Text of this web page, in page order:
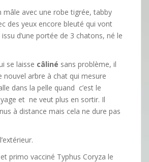
mâle avec une robe tigrée, tabby
des yeux encore bleuté qui vont
d’une portée de 3 chatons, né le
se laisse câliné sans problème, il
nouvel arbre à chat qui mesure
dans la pelle quand c’est le
et ne veut plus en sortir. Il
à distance mais cela ne dure pas
primo vacciné Typhus Coryza le